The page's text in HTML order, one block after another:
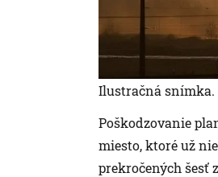
Ilustračná snímka.
Poškodzovanie
miesto, ktoré už
prekročených šesť